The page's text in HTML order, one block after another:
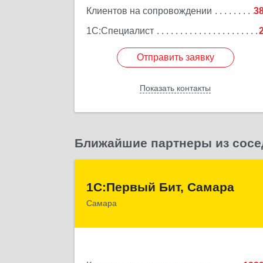
Клиентов на сопровождении
1С:Специалист
Отправить заявку
Показать контакты
Подробнее
Отправить заявку
Назад
Ближайшие партнеры из
1С:Первый Бит, Самара
Самара443013, Самарская обл, Самара г,